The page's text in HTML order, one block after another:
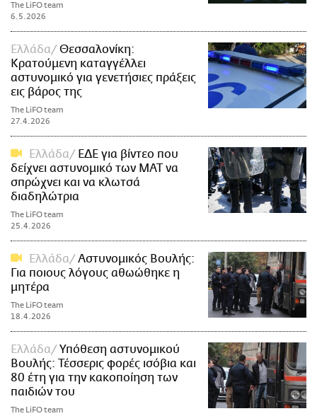
The LiFO team
6.5.2026
Ελλάδα
Θεσσαλονίκη:
Κρατούμενη καταγγέλλει
αστυνομικό για γενετήσιες πράξεις
εις βάρος της
The LiFO team
27.4.2026
Ελλάδα
ΕΔΕ για βίντεο που
δείχνει αστυνομικό των ΜΑΤ να
σπρώχνει και να κλωτσά
διαδηλώτρια
The LiFO team
25.4.2026
Ελλάδα
Αστυνομικός Βουλής:
Για ποιους λόγους αθωώθηκε η
μητέρα
The LiFO team
18.4.2026
Ελλάδα
Υπόθεση αστυνομικού
Βουλής: Τέσσερις φορές ισόβια και
80 έτη για την κακοποίηση των
παιδιών του
The LiFO team